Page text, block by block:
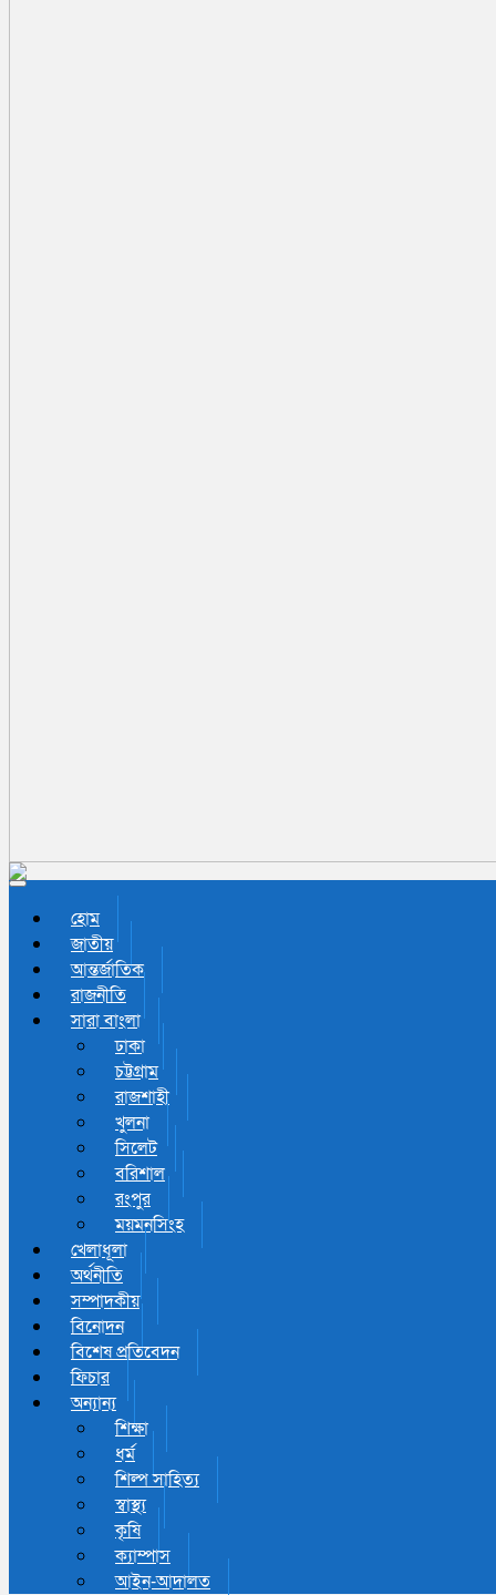
Toggle navigation
হোম
জাতীয়
আন্তর্জাতিক
রাজনীতি
সারা বাংলা
ঢাকা
চট্টগ্রাম
রাজশাহী
খুলনা
সিলেট
বরিশাল
রংপুর
ময়মনসিংহ
খেলাধূলা
অর্থনীতি
সম্পাদকীয়
বিনোদন
বিশেষ প্রতিবেদন
ফিচার
অন্যান্য
শিক্ষা
ধর্ম
শিল্প সাহিত্য
স্বাস্থ্য
কৃষি
ক্যাম্পাস
আইন-আদালত